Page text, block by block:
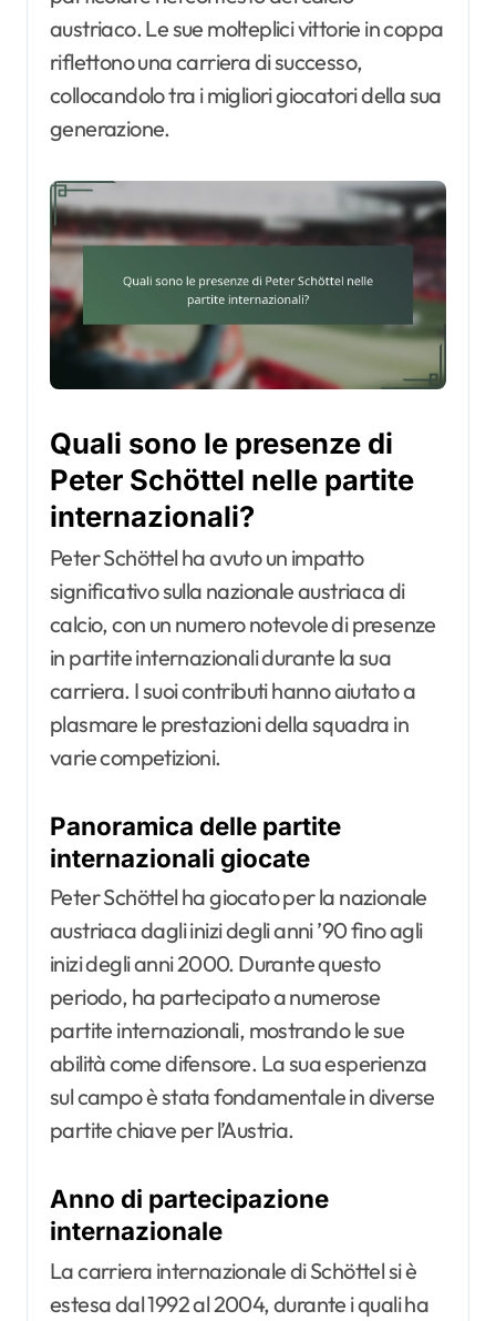
austriaco. Le sue molteplici vittorie in coppa
riflettono una carriera di successo,
collocandolo tra i migliori giocatori della sua
generazione.
Quali sono le presenze di
Peter Schöttel nelle partite
internazionali?
Peter Schöttel ha avuto un impatto
significativo sulla nazionale austriaca di
calcio, con un numero notevole di presenze
in partite internazionali durante la sua
carriera. I suoi contributi hanno aiutato a
plasmare le prestazioni della squadra in
varie competizioni.
Panoramica delle partite
internazionali giocate
Peter Schöttel ha giocato per la nazionale
austriaca dagli inizi degli anni ’90 fino agli
inizi degli anni 2000. Durante questo
periodo, ha partecipato a numerose
partite internazionali, mostrando le sue
abilità come difensore. La sua esperienza
sul campo è stata fondamentale in diverse
partite chiave per l’Austria.
Anno di partecipazione
internazionale
La carriera internazionale di Schöttel si è
estesa dal 1992 al 2004, durante i quali ha